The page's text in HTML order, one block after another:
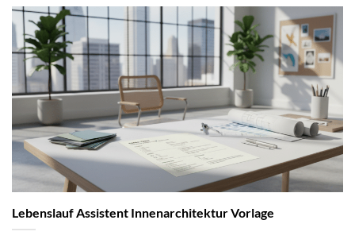
Lebenslauf Assistent Innenarchitektur Vorlage